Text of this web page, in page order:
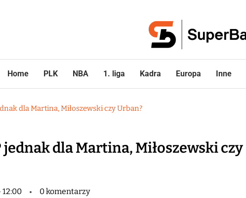
Home PLK NBA 1. liga Kadra Europa Inne
dla Martina, Miłoszewski czy Urban?
jednak dla Martina, Miłoszewski czy
12:00 0 komentarzy